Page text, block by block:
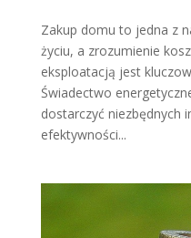
Zakup domu to jedna z
życiu, a zrozumienie
eksploatacją jest
Świadectwo
dostarczyć niezbędnych
efektywności...